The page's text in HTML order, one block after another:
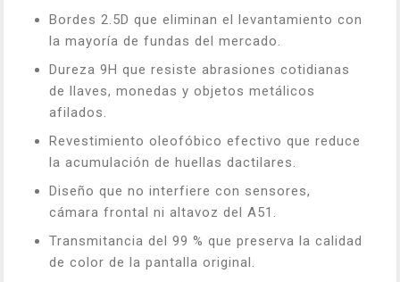
Bordes 2.5D que eliminan el levantamiento con
la mayoría de fundas del mercado.
Dureza 9H que resiste abrasiones cotidianas
de llaves, monedas y objetos metálicos
afilados.
Revestimiento oleofóbico efectivo que reduce
la acumulación de huellas dactilares.
Diseño que no interfiere con sensores,
cámara frontal ni altavoz del A51.
Transmitancia del 99 % que preserva la calidad
de color de la pantalla original.